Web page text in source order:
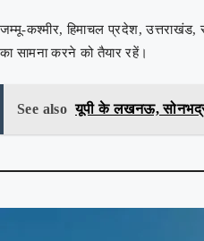
जम्मू-कश्मीर, हिमाचल प्रदेश, उत्तराखंड,
का सामना करने को तैयार रहें।
See also यूपी के लखनऊ,